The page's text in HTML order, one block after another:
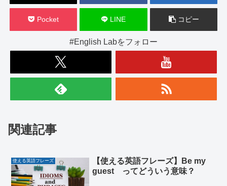
Pocket LINE コピー
#English Labをフォロー
関連記事
使える英語フレーズ
【使える英語フレーズ】Be my
guest ってどういう意味？